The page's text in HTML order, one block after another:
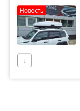
Новость
↓